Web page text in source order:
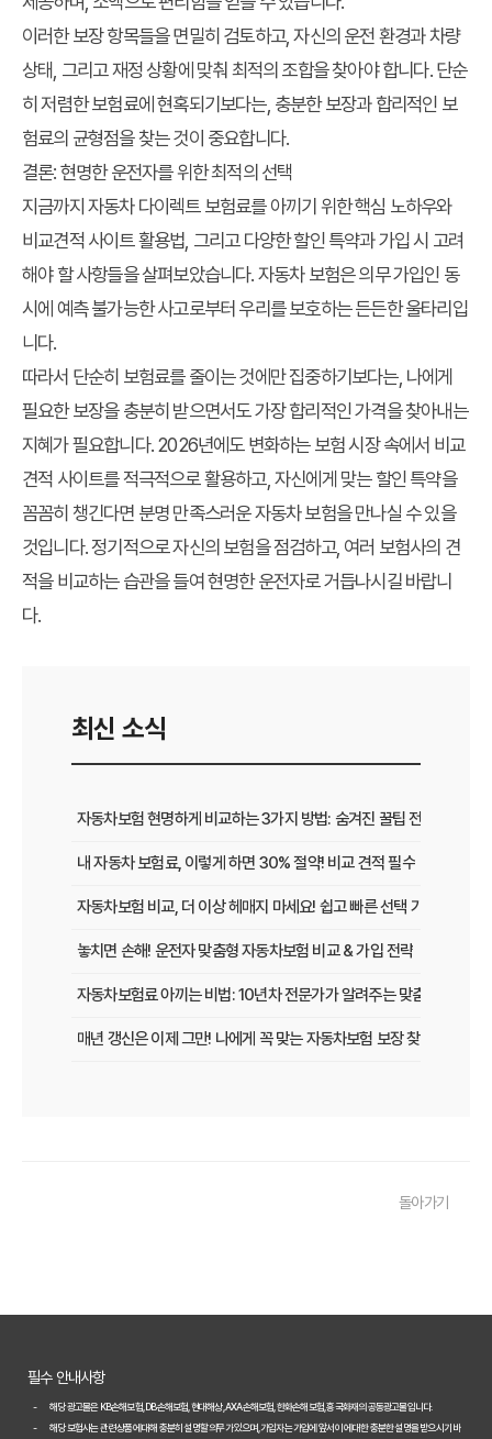
이러한 보장 항목들을 면밀히 검토하고, 자신의 운전 환경과 차량
상태, 그리고 재정 상황에 맞춰 최적의 조합을 찾아야 합니다. 단순
히 저렴한 보험료에 현혹되기보다는, 충분한 보장과 합리적인 보
험료의 균형점을 찾는 것이 중요합니다.
결론: 현명한 운전자를 위한 최적의 선택
지금까지 자동차 다이렉트 보험료를 아끼기 위한 핵심 노하우와
비교견적 사이트 활용법 , 그리고 다양한 할인 특약과 가입 시 고려
해야 할 사항들을 살펴보았습니다. 자동차 보험은 의무 가입인 동
시에 예측 불가능한 사고로부터 우리를 보호하는 든든한 울타리입
니다.
따라서 단순히 보험료를 줄이는 것에만 집중하기보다는, 나에게
필요한 보장을 충분히 받으면서도 가장 합리적인 가격을 찾아내는
지혜가 필요합니다. 2026년에도 변화하는 보험 시장 속에서 비교
견적 사이트를 적극적으로 활용하고, 자신에게 맞는 할인 특약을
꼼꼼히 챙긴다면 분명 만족스러운 자동차 보험을 만나실 수 있을
것입니다. 정기적으로 자신의 보험을 점검하고, 여러 보험사의 견
적을 비교하는 습관을 들여 현명한 운전자로 거듭나시길 바랍니
다.
최신 소식
자동차보험 현명하게 비교하는 3가지 방법: 숨겨진 꿀팁 전격 공개
내 자동차 보험료, 이렇게 하면 30% 절약! 비교 견적 필수
자동차보험 비교, 더 이상 헤매지 마세요! 쉽고 빠른 선택 가이드
놓치면 손해! 운전자 맞춤형 자동차보험 비교 & 가입 전략
자동차보험료 아끼는 비법: 10년차 전문가가 알려주는 맞춤형 설계 전
매년 갱신은 이제 그만! 나에게 꼭 맞는 자동차보험 보장 찾는 법
놓치면 후회! 자동차보험 가입 전 반드시 알아야 할 핵심 정보
놓치면 손해! 2026년 자동차보험 비교, 이것만은 꼭 확인하세요
2026년 자동차보험 현명하게 비교하는 3가지 핵심 전략
돌아가기
필수 안내사항
해당 광고물은 KB손해보험, DB손해보험, 현대해상, AXA손해보험, 한화손해보험, 흥국화재의 공동광고물입니다.
해당 보험사는 관련 상품에 대해 충분히 설명할 의무가 있으며, 가입자는 가입에 앞서 이에 대한 충분한 설명을 받으시기 바